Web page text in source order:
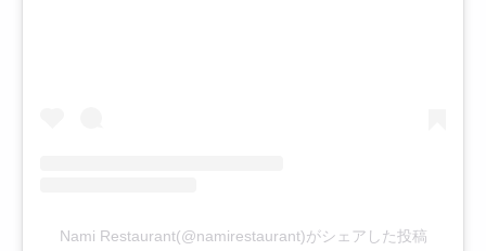
Nami Restaurant(@namirestaurant)がシェアした投稿